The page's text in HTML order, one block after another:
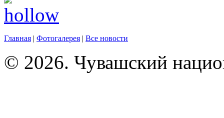
Главная | Фотогалерея | Все новости
© 2026. Чувашский